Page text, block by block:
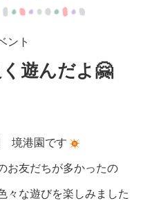
ント
遊んだよ🤗
境港園です
お友だちが多かったの
々な遊びを楽しみました